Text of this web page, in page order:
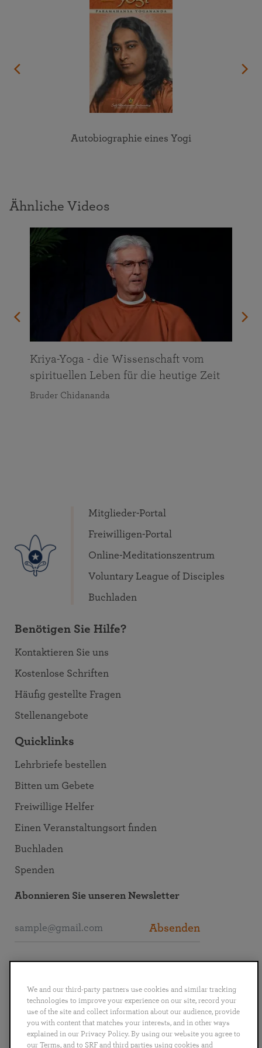
Autobiographie eines Yogi
Ähnliche Videos
Kriya-Yoga - die Wissenschaft vom
spirituellen Leben für die heutige Zeit
Bruder Chidananda
Mitglieder-Portal
Freiwilligen-Portal
Online-Meditationszentrum
Voluntary League of Disciples
Buchladen
Benötigen Sie Hilfe?
Kontaktieren Sie uns
Kostenlose Schriften
Häufig gestellte Fragen
Stellenangebote
Quicklinks
Lehrbriefe bestellen
Bitten um Gebete
Freiwillige Helfer
Einen Veranstaltungsort finden
Buchladen
Spenden
Abonnieren Sie unseren Newsletter
Absenden
English Deutsch Español Français
Italiano
Português
日本語 ไทย
We and our third-party partners use cookies and similar tracking
technologies to improve your experience on our site, record your
use of the site and collect information about our audience, provide
you with content that matches your interests, and in other ways
explained in our Privacy Policy. By using our website you agree to
our Terms, and to SRF and third parties using cookies and